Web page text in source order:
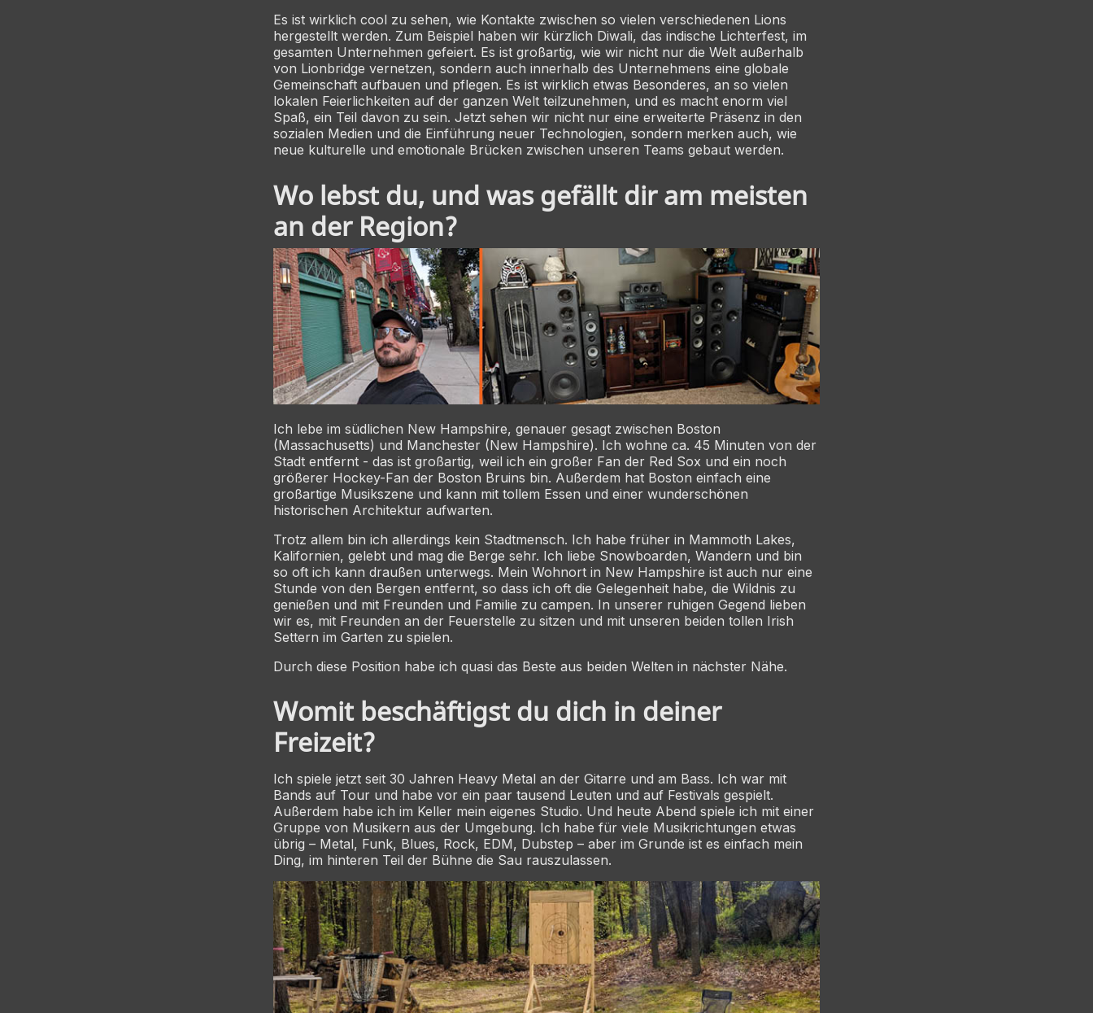
Es ist wirklich cool zu sehen, wie Kontakte zwischen so vielen verschiedenen Lions
hergestellt werden. Zum Beispiel haben wir kürzlich Diwali, das indische Lichterfest, im
gesamten Unternehmen gefeiert. Es ist großartig, wie wir nicht nur die Welt außerhalb
von Lionbridge vernetzen, sondern auch innerhalb des Unternehmens eine globale
Gemeinschaft aufbauen und pflegen. Es ist wirklich etwas Besonderes, an so vielen
lokalen Feierlichkeiten auf der ganzen Welt teilzunehmen, und es macht enorm viel
Spaß, ein Teil davon zu sein. Jetzt sehen wir nicht nur eine erweiterte Präsenz in den
sozialen Medien und die Einführung neuer Technologien, sondern merken auch, wie
neue kulturelle und emotionale Brücken zwischen unseren Teams gebaut werden.
Wo lebst du, und was gefällt dir am meisten
an der Region?
Ich lebe im südlichen New Hampshire, genauer gesagt zwischen Boston
(Massachusetts) und Manchester (New Hampshire). Ich wohne ca. 45 Minuten von der
Stadt entfernt - das ist großartig, weil ich ein großer Fan der Red Sox und ein noch
größerer Hockey-Fan der Boston Bruins bin. Außerdem hat Boston einfach eine
großartige Musikszene und kann mit tollem Essen und einer wunderschönen
historischen Architektur aufwarten.
Trotz allem bin ich allerdings kein Stadtmensch. Ich habe früher in Mammoth Lakes,
Kalifornien, gelebt und mag die Berge sehr. Ich liebe Snowboarden, Wandern und bin
so oft ich kann draußen unterwegs. Mein Wohnort in New Hampshire ist auch nur eine
Stunde von den Bergen entfernt, so dass ich oft die Gelegenheit habe, die Wildnis zu
genießen und mit Freunden und Familie zu campen. In unserer ruhigen Gegend lieben
wir es, mit Freunden an der Feuerstelle zu sitzen und mit unseren beiden tollen Irish
Settern im Garten zu spielen.
Durch diese Position habe ich quasi das Beste aus beiden Welten in nächster Nähe.
Womit beschäftigst du dich in deiner
Freizeit?
Ich spiele jetzt seit 30 Jahren Heavy Metal an der Gitarre und am Bass. Ich war mit
Bands auf Tour und habe vor ein paar tausend Leuten und auf Festivals gespielt.
Außerdem habe ich im Keller mein eigenes Studio. Und heute Abend spiele ich mit einer
Gruppe von Musikern aus der Umgebung. Ich habe für viele Musikrichtungen etwas
übrig – Metal, Funk, Blues, Rock, EDM, Dubstep – aber im Grunde ist es einfach mein
Ding, im hinteren Teil der Bühne die Sau rauszulassen.